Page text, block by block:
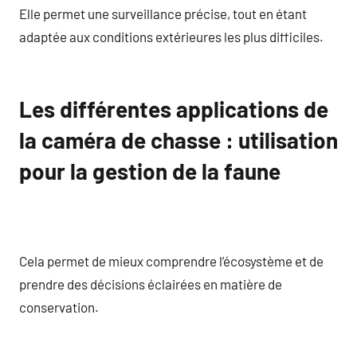
Elle permet une surveillance précise, tout en étant
adaptée aux conditions extérieures les plus difficiles.
Les différentes applications de
la caméra de chasse : utilisation
pour la gestion de la faune
Cela permet de mieux comprendre l’écosystème et de
prendre des décisions éclairées en matière de
conservation.